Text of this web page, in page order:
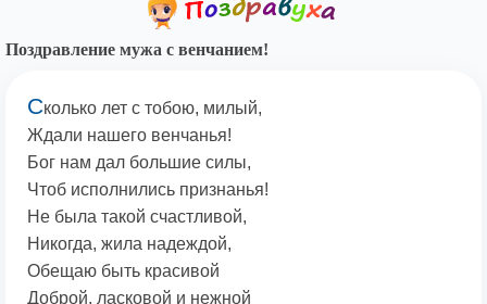
Поздравление мужа с венчанием!
Сколько лет с тобою, милый,
Ждали нашего венчанья!
Бог нам дал большие силы,
Чтоб исполнились признанья!
Не была такой счастливой,
Никогда, жила надеждой,
Обещаю быть красивой
Доброй, ласковой и нежной